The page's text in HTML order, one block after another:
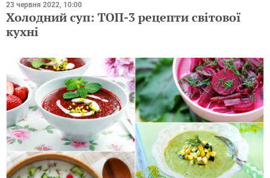
23 червня 2022, 10:00
Холодний суп: ТОП-3 рецепти світової
кухні